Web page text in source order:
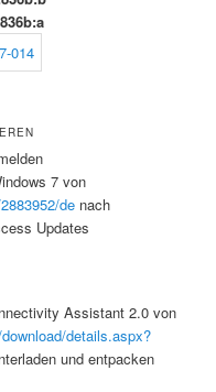
7 von
denach
Updates
Assistant 2.0 von
details.aspx?
und entpacken